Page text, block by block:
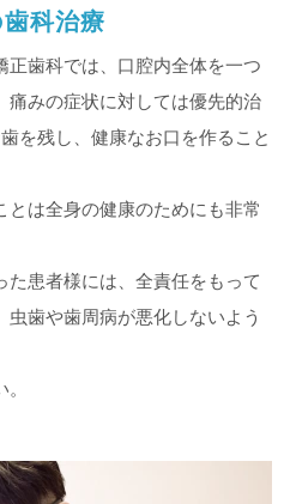
科治療
正歯科では、口腔内全体を一つ
痛みの症状に対しては優先的治
を残し、健康なお口を作ること
とは全身の健康のためにも非常
患者様には、全責任をもって
歯や歯周病が悪化しないよう